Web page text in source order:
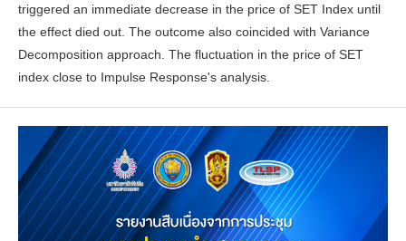
triggered an immediate decrease in the price of SET Index until
the effect died out. The outcome also coincided with Variance
Decomposition approach. The fluctuation in the price of SET
index close to Impulse Response's analysis.